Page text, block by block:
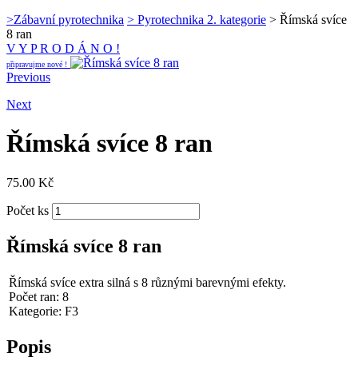
>Zábavní pyrotechnika > Pyrotechnika 2. kategorie > Římská svíce
8 ran
V Y P R O D Á N O !
připravujme nové !
Previous
Next
Římská svíce 8 ran
75.00 Kč
Počet ks
Římská svíce 8 ran
Římská svíce extra silná s 8 různými barevnými efekty.
Počet ran: 8
Kategorie: F3
Popis